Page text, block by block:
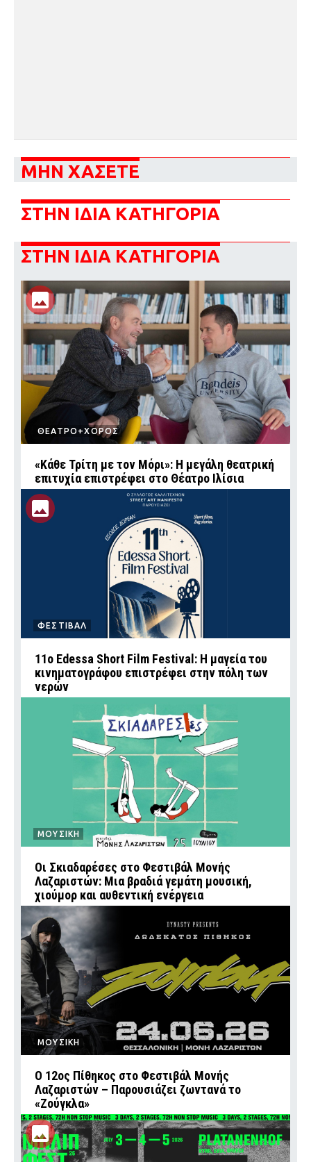
ΜΗΝ ΧΑΣΕΤΕ
ΣΤΗΝ ΙΔΙΑ ΚΑΤΗΓΟΡΙΑ
ΣΤΗΝ ΙΔΙΑ ΚΑΤΗΓΟΡΙΑ
ΘΕΑΤΡΟ+ΧΟΡΟΣ
«Κάθε Τρίτη με τον Μόρι»: Η μεγάλη θεατρική
επιτυχία επιστρέφει στο Θέατρο Ιλίσια
ΦΕΣΤΙΒΑΛ
11ο Edessa Short Film Festival: Η μαγεία του
κινηματογράφου επιστρέφει στην πόλη των
νερών
ΜΟΥΣΙΚΗ
Οι Σκιαδαρέσες στο Φεστιβάλ Μονής
Λαζαριστών: Μια βραδιά γεμάτη μουσική,
χιούμορ και αυθεντική ενέργεια
ΜΟΥΣΙΚΗ
Ο 12ος Πίθηκος στο Φεστιβάλ Μονής
Λαζαριστών – Παρουσιάζει ζωντανά το
«Ζούγκλα»